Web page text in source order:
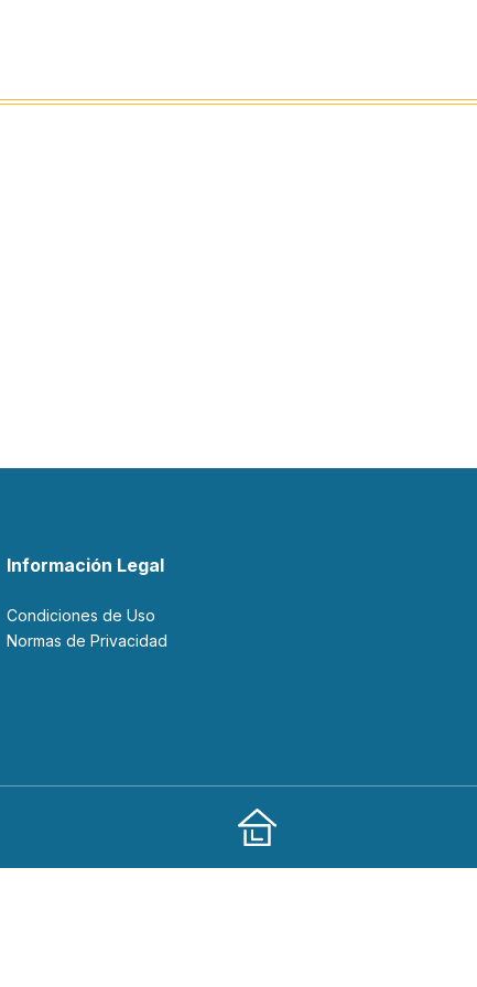
Información Legal
Condiciones de Uso
Normas de Privacidad